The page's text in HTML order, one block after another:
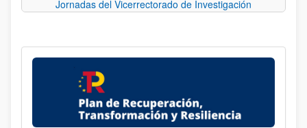
Jornadas del Vicerrectorado de Investigación